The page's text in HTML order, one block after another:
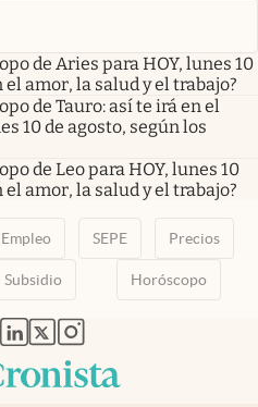
de Aries para HOY, lunes 10
el amor, la salud y el trabajo?
de Tauro: así te irá en el
10 de agosto, según los
de Leo para HOY, lunes 10
el amor, la salud y el trabajo?
Empleo SEPE Precios
Subsidio Horóscopo
en nueva pestaña
abre en nueva pestaña
abre en nueva pestaña
abre en nueva pestaña
abre en nueva pestaña